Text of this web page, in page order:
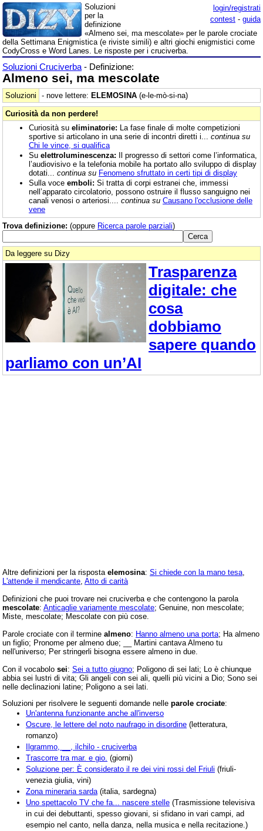
login/registrati
contest - guida
Soluzioni
per la
definizione
«Almeno sei, ma mescolate» per le parole crociate
della Settimana Enigmistica (e riviste simili) e altri giochi enigmistici come
CodyCross e Word Lanes. Le risposte per i cruciverba.
Soluzioni Cruciverba - Definizione:
Almeno sei, ma mescolate
Soluzioni - nove lettere: ELEMOSINA (e-le-mò-si-na)
Curiosità da non perdere!
Curiosità su eliminatorie: La fase finale di molte competizioni
sportive si articolano in una serie di incontri diretti i... continua su
Chi le vince, si qualifica
Su elettroluminescenza: Il progresso di settori come l’informatica,
l’audiovisivo e la telefonia mobile ha portato allo sviluppo di display
dotati... continua su Fenomeno sfruttato in certi tipi di display
Sulla voce emboli: Si tratta di corpi estranei che, immessi
nell’apparato circolatorio, possono ostruire il flusso sanguigno nei
canali venosi o arteriosi.... continua su Causano l'occlusione delle
vene
Trova definizione: (oppure Ricerca parole parziali)
Da leggere su Dizy
Trasparenza
digitale: che
cosa
dobbiamo
sapere quando
parliamo con un’AI
Altre definizioni per la risposta elemosina: Si chiede con la mano tesa
L'attende il mendicante Atto di carità
Definizioni che puoi trovare nei cruciverba e che contengono la parola
mescolate: Anticaglie variamente mescolate; Genuine, non mescolate;
Miste, mescolate; Mescolate con più cose.
Parole crociate con il termine almeno: Hanno almeno una porta; Ha almeno
un figlio; Pronome per almeno due; __ Martini cantava Almeno tu
nell'universo; Per stringerli bisogna essere almeno in due.
Con il vocabolo sei: Sei a tutto giugno; Poligono di sei lati; Lo è chiunque
abbia sei lustri di vita; Gli angeli con sei ali, quelli più vicini a Dio; Sono sei
nelle declinazioni latine; Poligono a sei lati.
Soluzioni per risolvere le seguenti domande nelle parole crociate:
Un'antenna funzionante anche all'inverso
Oscure, le lettere del noto naufrago in disordine (letteratura,
romanzo)
Ilgrammo, __, ilchilo - cruciverba
Trascorre tra mar. e gio. (giorni)
Soluzione per: È considerato il re dei vini rossi del Friuli (friuli-
venezia giulia, vini)
Zona mineraria sarda (italia, sardegna)
Uno spettacolo TV che fa... nascere stelle (Trasmissione televisiva
in cui dei debuttanti, spesso giovani, si sfidano in vari campi, ad
esempio nel canto, nella danza, nella musica e nella recitazione.)